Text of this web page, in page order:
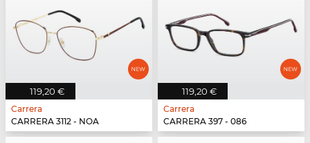
119,20 €
Carrera
CARRERA 3112 - NOA
119,20 €
Carrera
CARRERA 397 - 086